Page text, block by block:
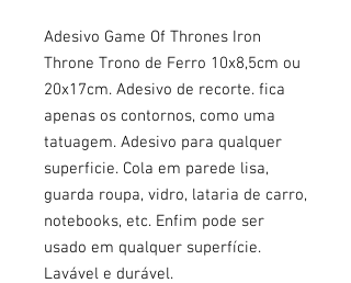
Adesivo Game Of Thrones Iron
Throne Trono de Ferro 10x8,5cm ou
20x17cm. Adesivo de recorte. fica
apenas os contornos, como uma
tatuagem. Adesivo para qualquer
superficie. Cola em parede lisa,
guarda roupa, vidro, lataria de carro,
notebooks, etc. Enfim pode ser
usado em qualquer superfície.
Lavável e durável.